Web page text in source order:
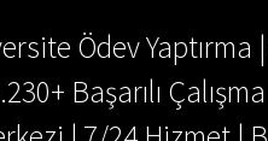
Ödev
Başarılı